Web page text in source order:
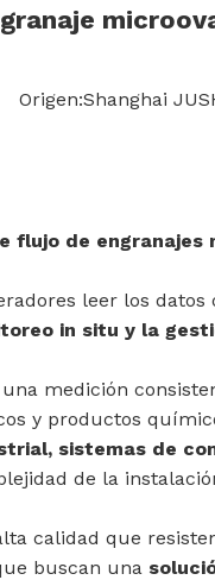
Origen:Shanghai
flujo de engranajes
leer los datos
in situ y la
medición
y productos
sistemas de
de la
calidad que
buscan una